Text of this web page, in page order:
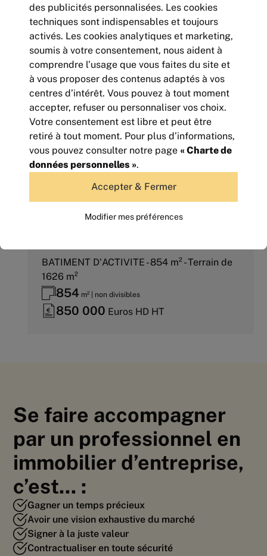
BATIMENT D'ACTIVITE INDEPENDANT
TERRAIN DE 2000m²
400m² | non divisibles
450 000Euros HD HT
BATIMENT D'ACTIVITE - 854 m² - Terrain de
1626 m²
854 m² | non divisibles
850 000 Euros HD HT
Se faire accompagner
par un professionnel en
immobilier d’entreprise,
c’est... :
Gagner un temps précieux
Avoir une vision exhaustive du marché
Signer à la juste valeur
Contractualiser en toute sécurité
des publicités personnalisées. Les cookies
techniques sont indispensables et toujours
activés. Les cookies analytiques et marketing,
soumis à votre consentement, nous aident à
comprendre l’usage que vous faites du site et
à vous proposer des contenus adaptés à vos
centres d’intérêt. Vous pouvez à tout moment
accepter, refuser ou personnaliser vos choix.
Votre consentement est libre et peut être
retiré à tout moment. Pour plus d’informations,
vous pouvez consulter notre page « Charte de
données personnelles ».
Accepter & Fermer
Modifier mes préférences